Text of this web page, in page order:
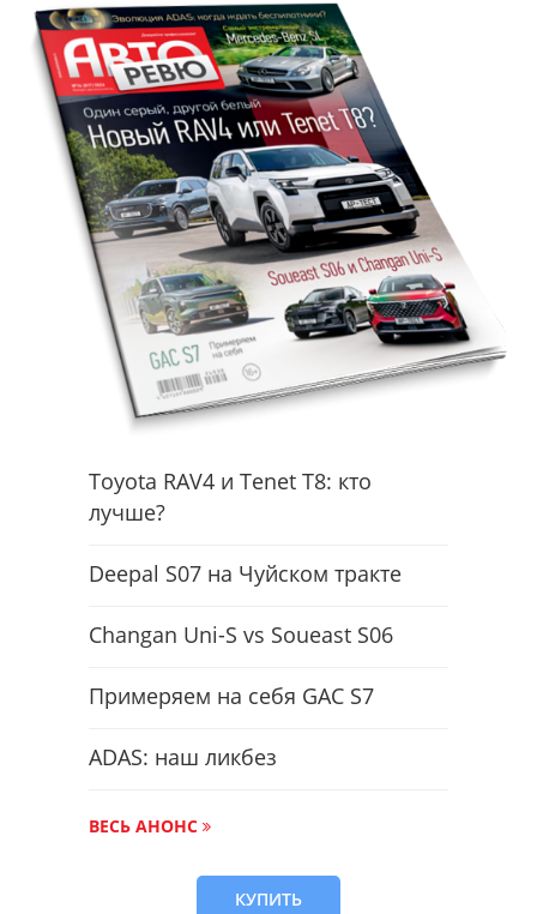
Toyota RAV4 и Tenet T8: кто
лучше?
Deepal S07 на Чуйском тракте
Changan Uni-S vs Soueast S06
Примеряем на себя GAC S7
ADAS: наш ликбез
ВЕСЬ АНОНС
КУПИТЬ